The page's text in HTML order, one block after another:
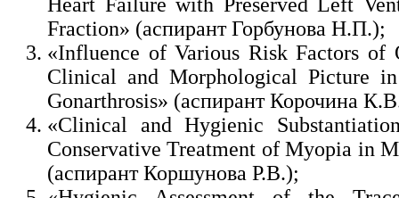
Fraction» (аспирант Горбунова Н.П.);
«Influence of Various Risk Factors of
Clinical and Morphological Picture
Gonarthrosis» (аспирант Корочина
«Clinical and Hygienic
Conservative Treatment of Myopia in
(аспирант Коршунова Р.В.);